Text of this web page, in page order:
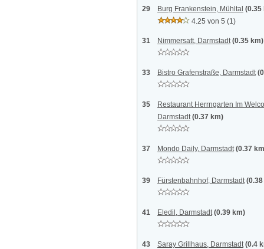
29 Burg Frankenstein, Mühltal (0.35
4.25 von 5 (1)
31 Nimmersatt, Darmstadt (0.35 km)
33 Bistro Grafenstraße, Darmstadt
35
Restaurant Herrngarten Im
Darmstadt (0.37 km)
37 Mondo Daily, Darmstadt (0.37
39 Fürstenbahnhof, Darmstadt
41 Eledil, Darmstadt (0.39 km)
43 Saray Grillhaus, Darmstadt (0.4